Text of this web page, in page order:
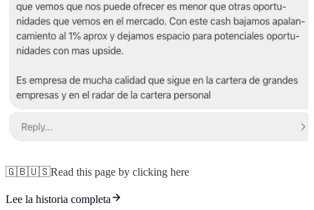
🇬🇧🇺🇸Read this page by clicking here
Lee la historia completa